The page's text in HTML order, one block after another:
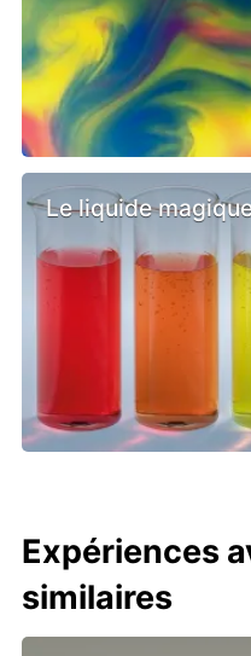
Le liquide
Expériences
similaires